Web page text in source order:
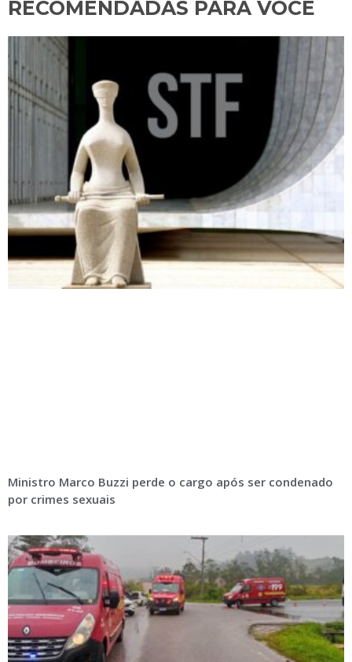
RECOMENDADAS PARA VOCÊ​
Ministro Marco Buzzi perde o cargo após ser condenado
por crimes sexuais